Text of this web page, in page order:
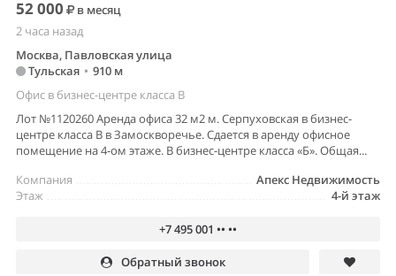
52 000
в месяц
2 часа назад
Москва, Павловская улица
Тульская • 910 м
Офис в бизнес-центре класса B
Лот №1120260 Аренда офиса 32 м2 м. Серпуховская в бизнес-
центре класса В в Замоскворечье. Сдается в аренду офисное
помещение на 4-ом этаже. В бизнес-центре класса «Б». Общая...
Апекс Недвижимость
Компания
4-й этаж
Этаж
+7 495 001 •• ••
Обратный звонок